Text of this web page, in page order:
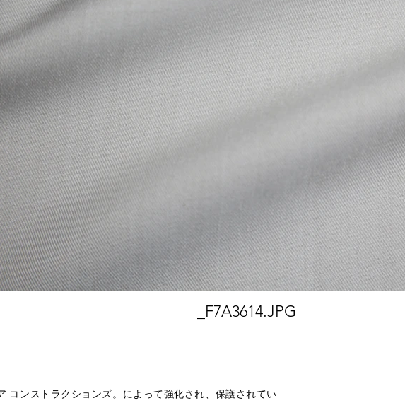
_F7A3614.JPG
コンストラクションズ。によって強化され、保護されてい